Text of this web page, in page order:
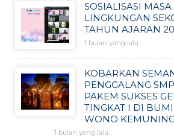
SOSIALISASI
LINGKUNGAN
TAHUN AJARAN
1 bulan yang lalu
KOBARKAN
PENGGALANG
PAKEM SUKSES
TINGKAT I DI
WONO KEMUNING
1 bulan yang lalu